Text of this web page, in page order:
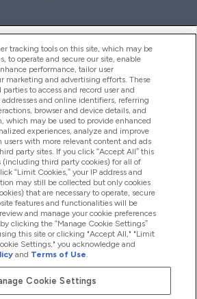
tracking tools on this site, which may be
to operate and secure our site, enable
performance, tailor user
marketing and advertising efforts. These
to access and record user and
and online identifiers, referring
browser and device details, and
which may be used to provide enhanced
experiences, analyze and improve
users with more relevant content and ads
party sites. If you click “Accept All” this
(including third party cookies) for all of
“Limit Cookies,” your IP address and
may still be collected but only cookies
that are necessary to operate, secure
features and functionalities will be
and manage your cookie preferences
clicking the “Manage Cookie Settings”
this site or clicking "Accept All," "Limit
Settings," you acknowledge and
and Terms of Use.
Cookie Settings